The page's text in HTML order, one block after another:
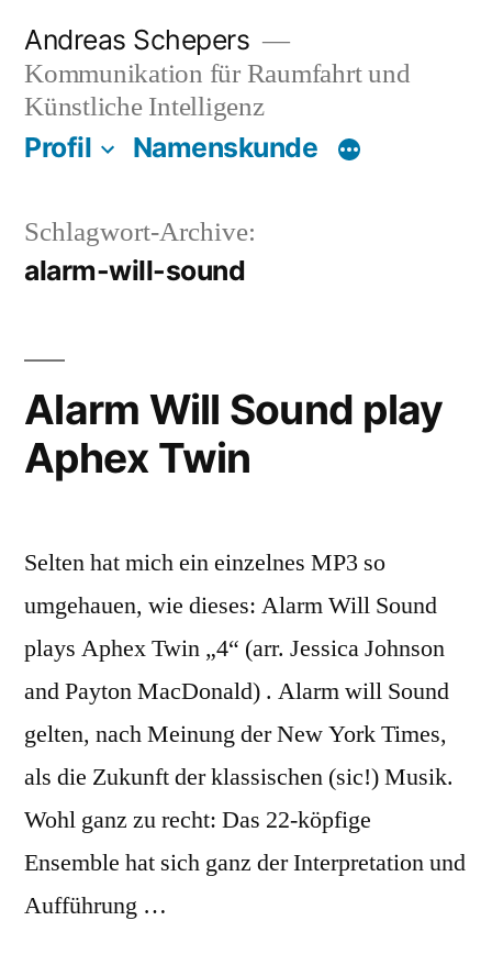
Inhalt
springen
Andreas Schepers
Kommunikation für Raumfahrt und
Künstliche Intelligenz
Profil Namenskunde
Schlagwort-Archive:
alarm-will-sound
Alarm Will Sound play
Aphex Twin
Selten hat mich ein einzelnes MP3 so
umgehauen, wie dieses: Alarm Will Sound
plays Aphex Twin „4“ (arr. Jessica Johnson
and Payton MacDonald) . Alarm will Sound
gelten, nach Meinung der New York Times,
als die Zukunft der klassischen (sic!) Musik.
Wohl ganz zu recht: Das 22-köpfige
Ensemble hat sich ganz der Interpretation und
Aufführung …